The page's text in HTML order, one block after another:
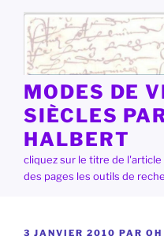
contenu
principal
MODES DE
SIÈCLES
HALBERT
cliquez sur le titre de l'article
des pages les outils de
PUBLIÉ
3 JANVIER 2010 PAR OH